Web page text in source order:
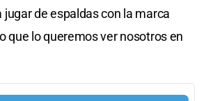
de espaldas con la marca
que lo queremos ver nosotros en